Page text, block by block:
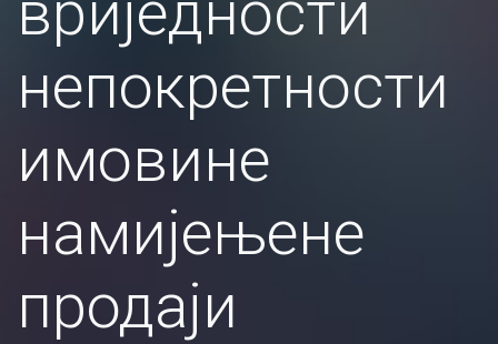
непокретности
имовине
намијењене
продаји